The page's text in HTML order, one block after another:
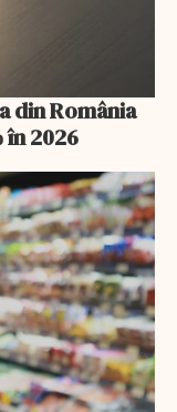
din România
în 2026